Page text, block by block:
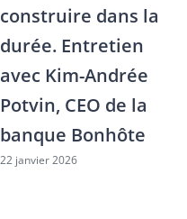
construire dans la
durée. Entretien
avec Kim-Andrée
Potvin, CEO de la
banque Bonhôte
22 janvier 2026